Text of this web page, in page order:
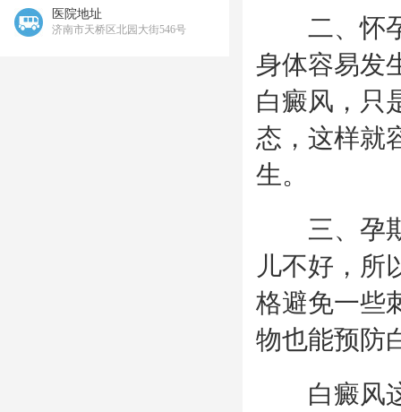
医院地址
济南市天桥区北园大街546号
二、怀孕
身体容易发
白癜风，只
态，这样就
三、孕期
儿不好，所
格避免一些
物也能预防
白癜风这